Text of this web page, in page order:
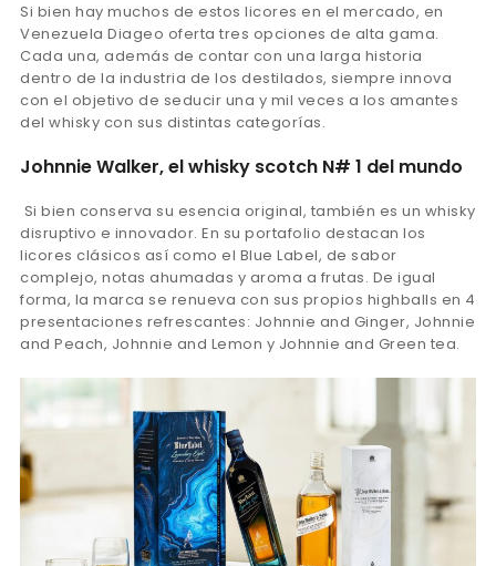
Si bien hay muchos de estos licores en el mercado, en
Venezuela Diageo oferta tres opciones de alta gama.
Cada una, además de contar con una larga historia
dentro de la industria de los destilados, siempre innova
con el objetivo de seducir una y mil veces a los amantes
del whisky con sus distintas categorías.
Johnnie Walker, el whisky scotch N# 1 del mundo
Si bien conserva su esencia original, también es un whisky
disruptivo e innovador. En su portafolio destacan los
licores clásicos así como el Blue Label, de sabor
complejo, notas ahumadas y aroma a frutas. De igual
forma, la marca se renueva con sus propios highballs en 4
presentaciones refrescantes: Johnnie and Ginger, Johnnie
and Peach, Johnnie and Lemon y Johnnie and Green tea.